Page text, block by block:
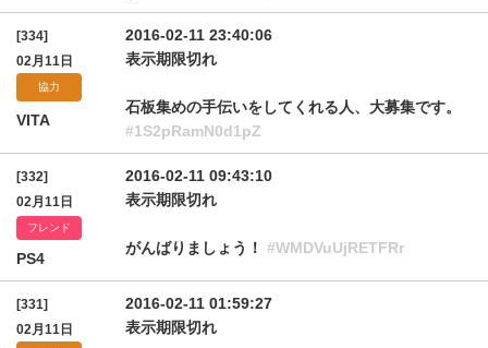
[334]
02月11日
協力
VITA
2016-02-11 23:40:06
表示期限切れ
石板集めの手伝いをしてくれる人、大募集です。
#1S2pRamN0d1pZ
[332]
02月11日
フレンド
PS4
2016-02-11 09:43:10
表示期限切れ
がんばりましょう！ #WMDVuUjRETFRr
[331]
02月11日
2016-02-11 01:59:27
表示期限切れ